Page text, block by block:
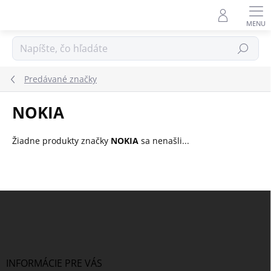
Hľadať
Predávané značky
NOKIA
Žiadne produkty značky NOKIA sa nenašli...
INFORMÁCIE PRE VÁS